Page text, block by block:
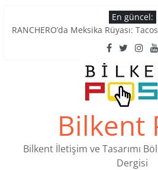
to
En güncel:
Tatlı Konuşalım: Ankara’nın 4 Köklü
Ankara’nın Ruhunu Notalarda
Pullardaki tarih: PTT Pul Müzesi
Stamp Collectors Unite: Places to
Bilkent
Bilkent İletişim ve Tasarımı
Dergisi